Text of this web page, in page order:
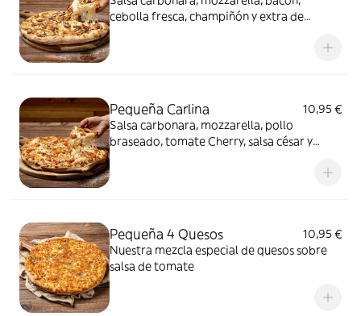
cebolla fresca, champiñón y extra de
Pequeña Carlina
10,95 €
Salsa carbonara, mozzarella, pollo
braseado, tomate Cherry, salsa césar y
Pequeña 4 Quesos
10,95 €
Nuestra mezcla especial de quesos sobre
salsa de tomate